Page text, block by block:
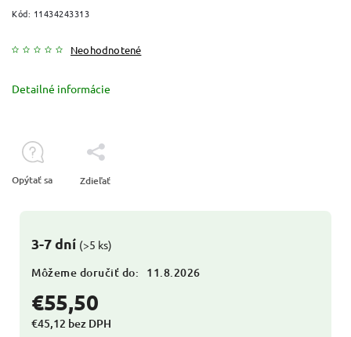
Kód: 11434243313
Neohodnotené
€55,50
€45,12 bez DPH
3-7 dní (>5 ks)
Môžeme doručiť do: 11.8.2026
Detailné informácie
Opýtať sa Zdieľať